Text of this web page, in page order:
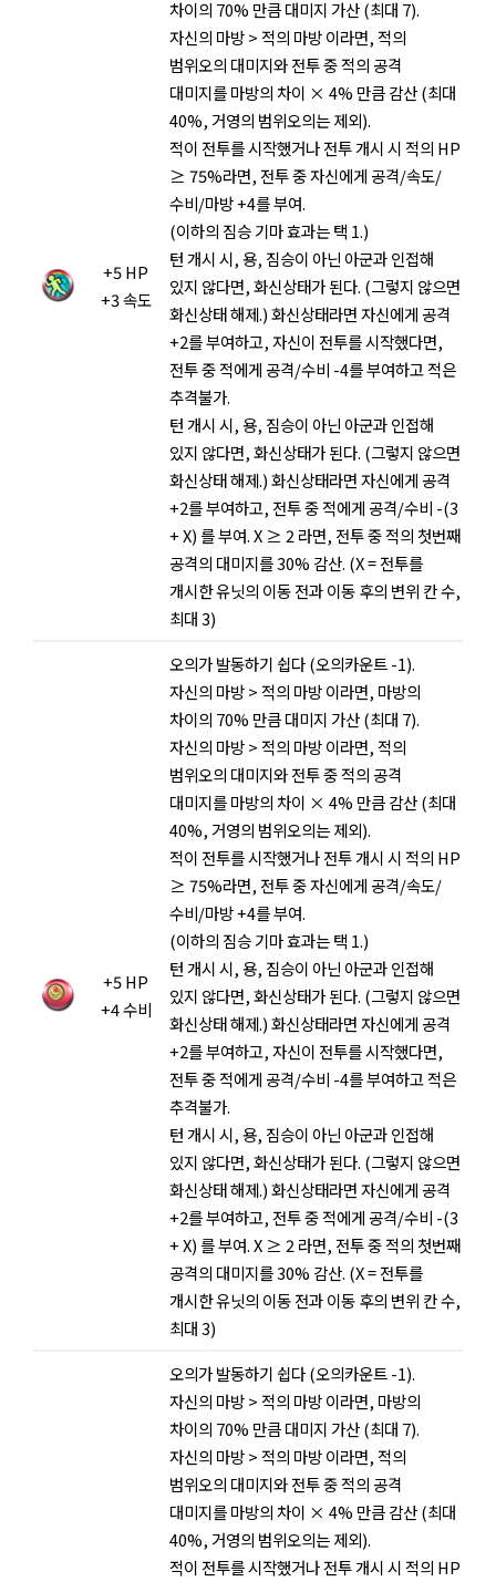
+5 HP
+3 속도
차이의 70% 만큼 대미지 가산 (최대 7).
자신의 마방 > 적의 마방 이라면, 적의
범위오의 대미지와 전투 중 적의 공격
대미지를 마방의 차이 × 4% 만큼 감산 (최대
40%, 거영의 범위오의는 제외).
적이 전투를 시작했거나 전투 개시 시 적의 HP
≥ 75%라면, 전투 중 자신에게 공격/속도/
수비/마방 +4를 부여.
(이하의 짐승 기마 효과는 택 1.)
턴 개시 시, 용, 짐승이 아닌 아군과 인접해
있지 않다면, 화신상태가 된다. (그렇지 않으면
화신상태 해제.) 화신상태라면 자신에게 공격
+2를 부여하고, 자신이 전투를 시작했다면,
전투 중 적에게 공격/수비 -4를 부여하고 적은
추격불가.
턴 개시 시, 용, 짐승이 아닌 아군과 인접해
있지 않다면, 화신상태가 된다. (그렇지 않으면
화신상태 해제.) 화신상태라면 자신에게 공격
+2를 부여하고, 전투 중 적에게 공격/수비 -(3
+ X) 를 부여. X ≥ 2 라면, 전투 중 적의 첫번째
공격의 대미지를 30% 감산. (X = 전투를
개시한 유닛의 이동 전과 이동 후의 변위 칸 수,
최대 3)
+5 HP
+4 수비
오의가 발동하기 쉽다 (오의카운트 -1).
자신의 마방 > 적의 마방 이라면, 마방의
차이의 70% 만큼 대미지 가산 (최대 7).
자신의 마방 > 적의 마방 이라면, 적의
범위오의 대미지와 전투 중 적의 공격
대미지를 마방의 차이 × 4% 만큼 감산 (최대
40%, 거영의 범위오의는 제외).
적이 전투를 시작했거나 전투 개시 시 적의 HP
≥ 75%라면, 전투 중 자신에게 공격/속도/
수비/마방 +4를 부여.
(이하의 짐승 기마 효과는 택 1.)
턴 개시 시, 용, 짐승이 아닌 아군과 인접해
있지 않다면, 화신상태가 된다. (그렇지 않으면
화신상태 해제.) 화신상태라면 자신에게 공격
+2를 부여하고, 자신이 전투를 시작했다면,
전투 중 적에게 공격/수비 -4를 부여하고 적은
추격불가.
턴 개시 시, 용, 짐승이 아닌 아군과 인접해
있지 않다면, 화신상태가 된다. (그렇지 않으면
화신상태 해제.) 화신상태라면 자신에게 공격
+2를 부여하고, 전투 중 적에게 공격/수비 -(3
+ X) 를 부여. X ≥ 2 라면, 전투 중 적의 첫번째
공격의 대미지를 30% 감산. (X = 전투를
개시한 유닛의 이동 전과 이동 후의 변위 칸 수,
최대 3)
오의가 발동하기 쉽다 (오의카운트 -1).
자신의 마방 > 적의 마방 이라면, 마방의
차이의 70% 만큼 대미지 가산 (최대 7).
자신의 마방 > 적의 마방 이라면, 적의
범위오의 대미지와 전투 중 적의 공격
대미지를 마방의 차이 × 4% 만큼 감산 (최대
40%, 거영의 범위오의는 제외).
적이 전투를 시작했거나 전투 개시 시 적의 HP